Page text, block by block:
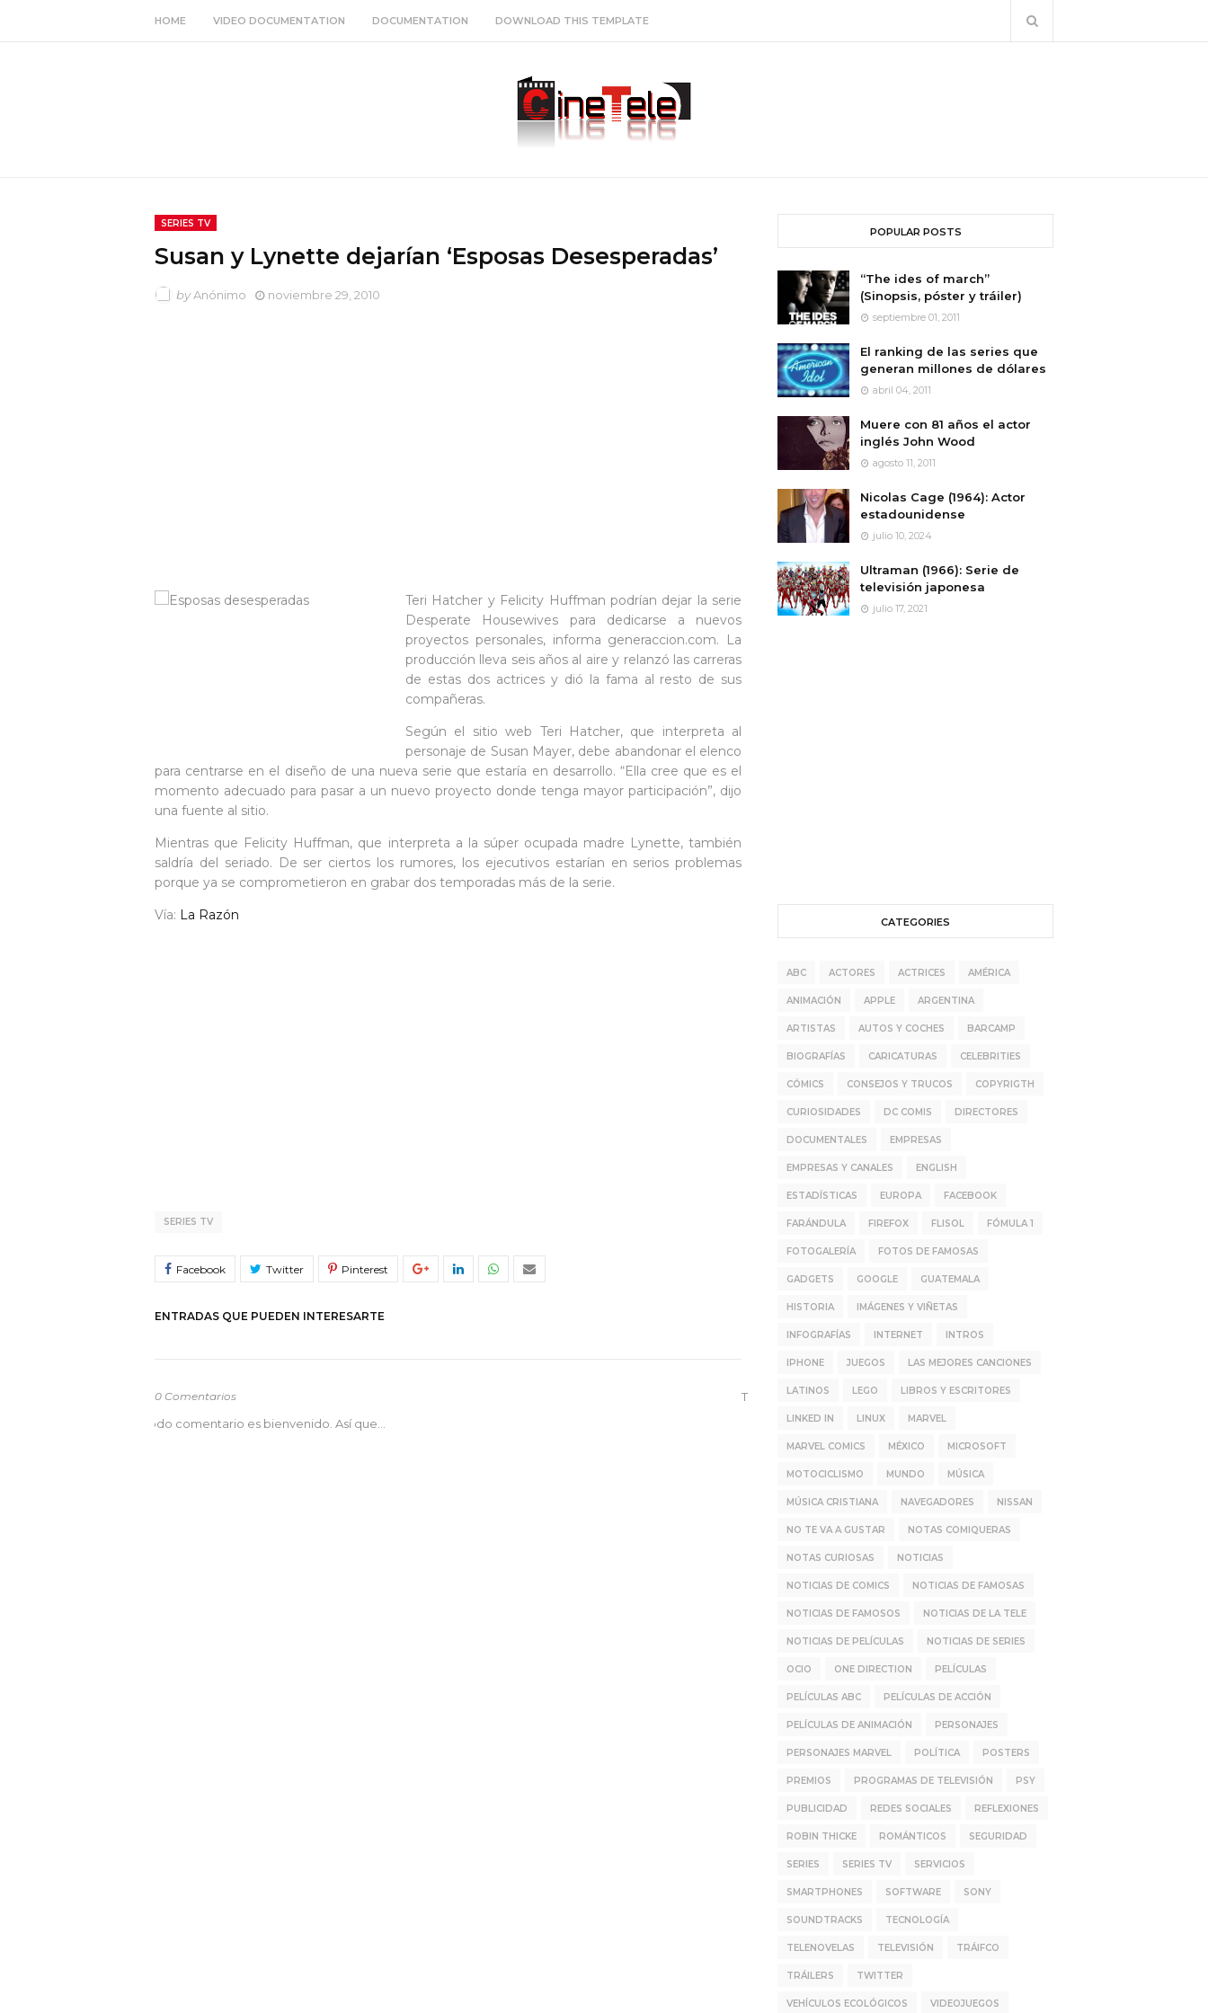
HOME VIDEO DOCUMENTATION DOCUMENTATION DOWNLOAD THIS TEMPLATE
SERIES TV
Susan y Lynette dejarían ‘Esposas Desesperadas’
byAnónimo noviembre 29, 2010
Teri Hatcher y Felicity Huffman podrían dejar la serie
Desperate Housewives para dedicarse a nuevos
proyectos personales, informa generaccion.com. La
producción lleva seis años al aire y relanzó las carreras
de estas dos actrices y dió la fama al resto de sus
compañeras.
Según el sitio web Teri Hatcher, que interpreta al
personaje de Susan Mayer, debe abandonar el elenco
para centrarse en el diseño de una nueva serie que estaría en desarrollo. “Ella cree que es el
momento adecuado para pasar a un nuevo proyecto donde tenga mayor participación”, dijo
una fuente al sitio.
Mientras que Felicity Huffman, que interpreta a la súper ocupada madre Lynette, también
saldría del seriado. De ser ciertos los rumores, los ejecutivos estarían en serios problemas
porque ya se comprometieron en grabar dos temporadas más de la serie.
Vía: La Razón
SERIES TV
ENTRADAS QUE PUEDEN INTERESARTE
0 Comentarios
T
odo comentario es bienvenido. Así que...
POPULAR POSTS
“The ides of march”
(Sinopsis, póster y tráiler)
septiembre 01, 2011
El ranking de las series que
generan millones de dólares
abril 04, 2011
Muere con 81 años el actor
inglés John Wood
agosto 11, 2011
Nicolas Cage (1964): Actor
estadounidense
julio 10, 2024
Ultraman (1966): Serie de
televisión japonesa
julio 17, 2021
CATEGORIES
ABC ACTORES ACTRICES AMÉRICA
ANIMACIÓN APPLE ARGENTINA
ARTISTAS AUTOS Y COCHES BARCAMP
BIOGRAFÍAS CARICATURAS CELEBRITIES
CÓMICS CONSEJOS Y TRUCOS COPYRIGTH
CURIOSIDADES DC COMIS DIRECTORES
DOCUMENTALES EMPRESAS
EMPRESAS Y CANALES ENGLISH
ESTADÍSTICAS EUROPA FACEBOOK
FARÁNDULA FIREFOX FLISOL FÓMULA 1
FOTOGALERÍA FOTOS DE FAMOSAS
GADGETS GOOGLE GUATEMALA
HISTORIA IMÁGENES Y VIÑETAS
INFOGRAFÍAS INTERNET INTROS
IPHONE JUEGOS LAS MEJORES CANCIONES
LATINOS LEGO LIBROS Y ESCRITORES
LINKED IN LINUX MARVEL
MARVEL COMICS MÉXICO MICROSOFT
MOTOCICLISMO MUNDO MÚSICA
MÚSICA CRISTIANA NAVEGADORES NISSAN
NO TE VA A GUSTAR NOTAS COMIQUERAS
NOTAS CURIOSAS NOTICIAS
NOTICIAS DE COMICS NOTICIAS DE FAMOSAS
NOTICIAS DE FAMOSOS NOTICIAS DE LA TELE
NOTICIAS DE PELÍCULAS NOTICIAS DE SERIES
OCIO ONE DIRECTION PELÍCULAS
PELÍCULAS ABC PELÍCULAS DE ACCIÓN
PELÍCULAS DE ANIMACIÓN PERSONAJES
PERSONAJES MARVEL POLÍTICA POSTERS
PREMIOS PROGRAMAS DE TELEVISIÓN PSY
PUBLICIDAD REDES SOCIALES REFLEXIONES
ROBIN THICKE ROMÁNTICOS SEGURIDAD
SERIES SERIES TV SERVICIOS
SMARTPHONES SOFTWARE SONY
SOUNDTRACKS TECNOLOGÍA
TELENOVELAS TELEVISIÓN TRÁIFCO
TRÁILERS TWITTER
VEHÍCULOS ECOLÓGICOS VIDEOJUEGOS